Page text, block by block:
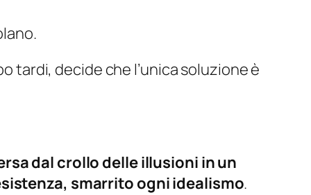
tardi, decide che l’unica soluzione è
dal crollo delle illusioni in un
smarrito ogni idealismo.